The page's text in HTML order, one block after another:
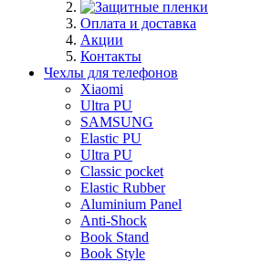
Оплата и доставка
Акции
Контакты
Чехлы для телефонов
Xiaomi
Ultra PU
SAMSUNG
Elastic PU
Ultra PU
Classic pocket
Elastic Rubber
Aluminium Panel
Anti-Shock
Book Stand
Book Style